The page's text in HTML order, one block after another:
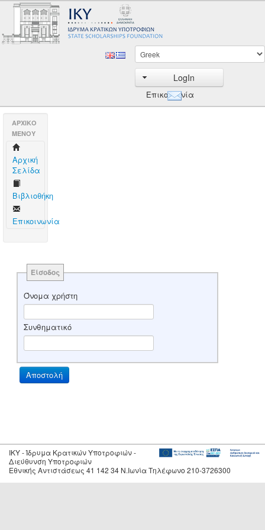
LogIn
Επικοινωνία
AΡΧΙΚΟ
ΜΕΝΟΥ
Aρχική
Σελίδα
Βιβλιοθήκη
Επικοινωνία
Είσοδος
Όνομα χρήστη
Συνθηματικό
IKY - Ίδρυμα Κρατικών Υποτροφιών -
Διεύθυνση Υποτροφιών
Εθνικής Αντιστάσεως 41 142 34 Ν.Ιωνία Τηλέφωνο 210-3726300